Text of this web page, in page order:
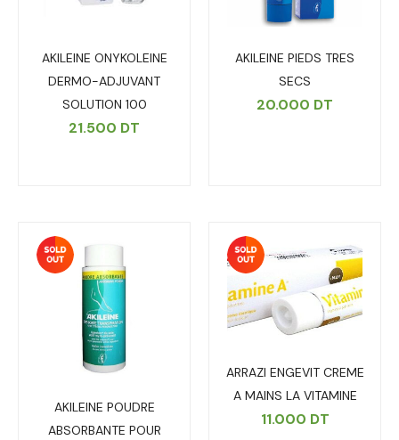
AKILEINE ONYKOLEINE
DERMO-ADJUVANT
SOLUTION 100
21.500 DT
AKILEINE PIEDS TRES
SECS
20.000 DT
AKILEINE POUDRE
ABSORBANTE POUR
ARRAZI ENGEVIT CREME
A MAINS LA VITAMINE
11.000 DT